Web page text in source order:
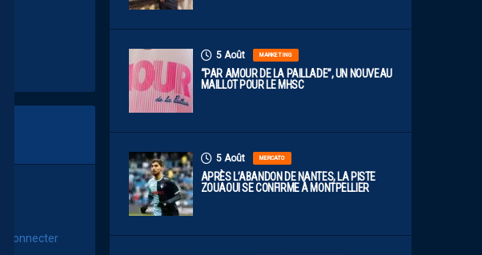
connecter
5 Août MARKETING
“PAR AMOUR DE LA PAILLADE”, UN NOUVEAU
MAILLOT POUR LE MHSC
5 Août MERCATO
APRÈS L’ABANDON DE NANTES, LA PISTE
ZOUAOUI SE CONFIRME À MONTPELLIER